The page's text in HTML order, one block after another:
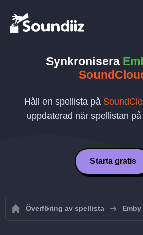
Synkronisera
Håll en spellista på
uppdaterad när spellistan på
Starta gratis
Överföring av spellista Emby